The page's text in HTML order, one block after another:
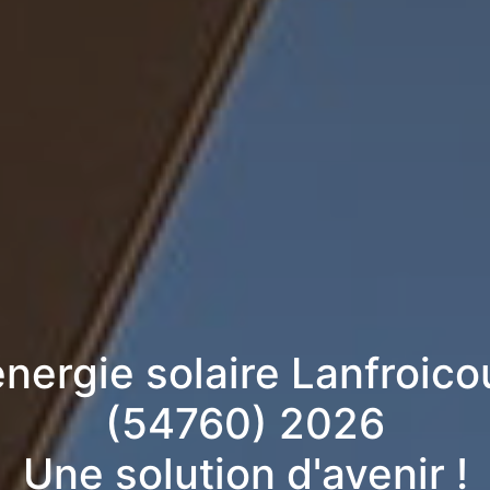
solaire
(54760) 2026
Une solution d'avenir !